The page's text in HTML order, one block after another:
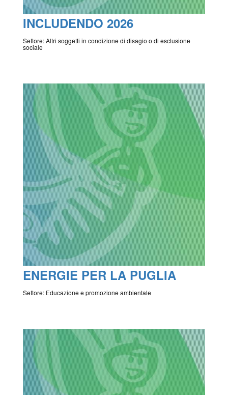
INCLUDENDO 2026
Settore: Altri soggetti in condizione di disagio o di esclusione
sociale
ENERGIE PER LA PUGLIA
Settore: Educazione e promozione ambientale